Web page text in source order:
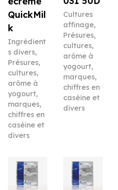
QuickMil
k
Ingrédient
s divers,
Présures,
cultures,
arôme à
yogourt,
marques,
chiffres en
caséine et
divers
Cultures
affinage,
Présures,
cultures,
arôme à
yogourt,
marques,
chiffres en
caséine et
divers